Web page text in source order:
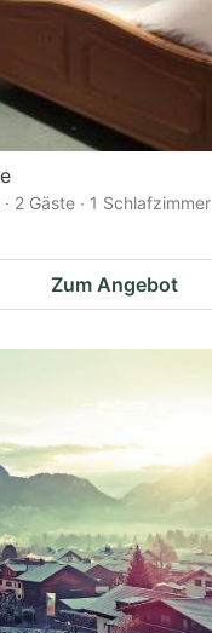
2 Gäste · 1 Schlafzimmer
Zum Angebot